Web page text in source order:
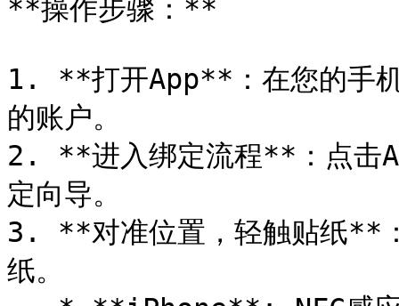
**操作步骤：**
1. **打开App**：在您的手
的账户。
2. **进入绑定流程**：点击
定向导。
3. **对准位置，轻触贴纸**
纸。